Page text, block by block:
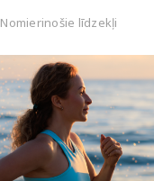
Nomierinošie līdzekļi